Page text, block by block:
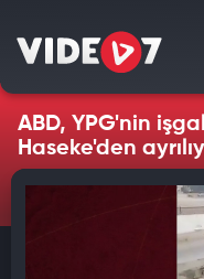
ABD, YPG'nin
Haseke'den